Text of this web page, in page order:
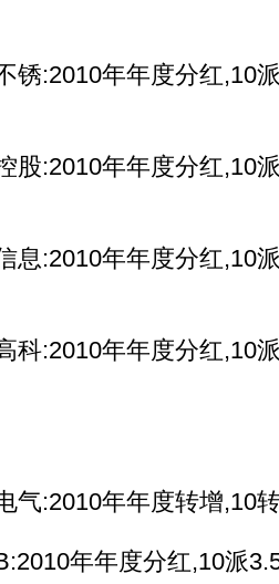
:2010年年度分红,10
:2010年年度分红,10
:2010年年度分红,10
:2010年年度分红,10
:2010年年度转增,10
年年度分红,10派